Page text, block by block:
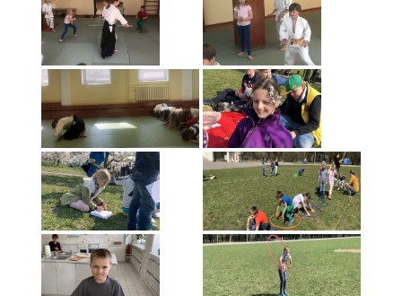
Aido narių kelionė į Japoniją 2018 04